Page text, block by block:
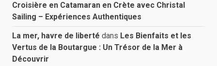
Croisière en Catamaran en Crète avec Christal
Sailing – Expériences Authentiques
La mer, havre de liberté dans Les Bienfaits et les
Vertus de la Boutargue : Un Trésor de la Mer à
Découvrir